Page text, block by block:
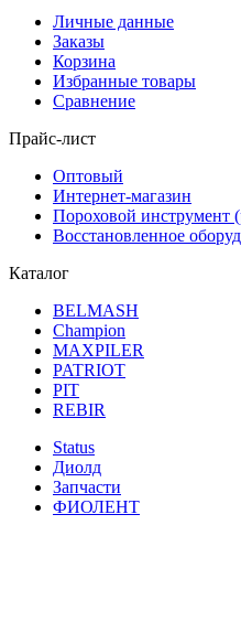
Личные данные
Заказы
Корзина
Избранные товары
Сравнение
Прайс-лист
Оптовый
Интернет-магазин
Пороховой инструмент
Восстановленное
Каталог
BELMASH
Champion
MAXPILER
PATRIOT
PIT
REBIR
Status
Диолд
Запчасти
ФИОЛЕНТ